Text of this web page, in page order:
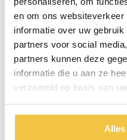
en om ons
informatie over uw
partners voor social
partners kunnen deze
informatie die u aan ze
verzameld op basis van
Alles
Slechts 12 kg totaalgewicht
Transportgewicht van
Comfortabele ademende
In hoogte verstelbare
Remmen op de handvatten
Neerklapbare rugleuning
Opklapbare armleuningen